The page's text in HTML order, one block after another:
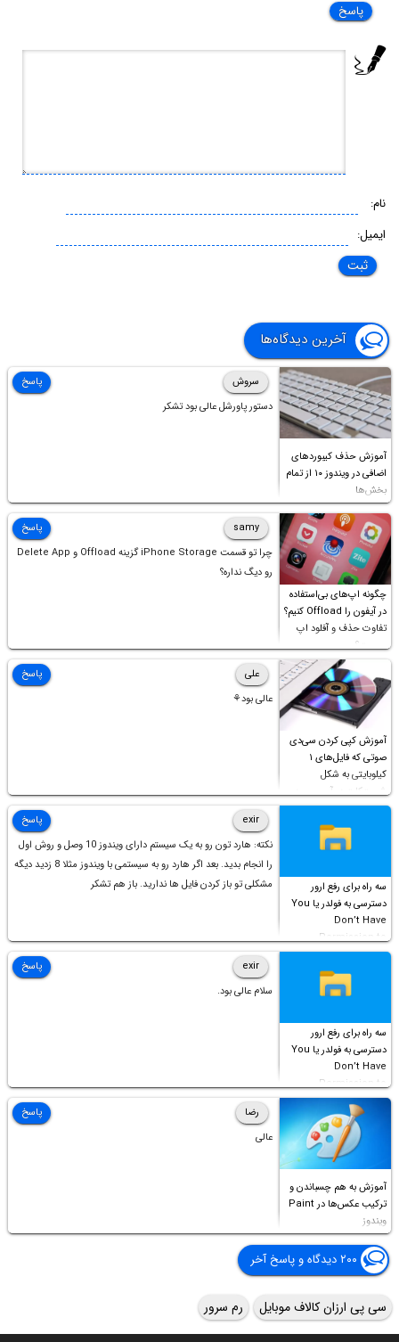
پاسخ
نام:
ایمیل:
آخرین دیدگاه‌ها
آموزش حذف کیبوردهای
اضافی در ویندوز ۱۰ از تمام
بخش‌ها
سروش
دستور پاورشل عالی بود تشکر
پاسخ
چگونه اپ‌های بی‌استفاده
در آیفون را Offload کنیم؟
تفاوت حذف و آفلود اپ
چیست؟
samy
چرا تو قسمت iPhone Storage گزینه Offload و Delete App
رو دیگ نداره؟
پاسخ
آموزش کپی کردن سی‌دی
صوتی که فایل‌های ۱
کیلوبایتی به شکل
شورت‌کات در آن موجود
است!
علی
عالی بود⚘
پاسخ
سه راه برای رفع ارور
دسترسی به فولدر یا You
Don’t Have
Permission to
Access this folder
exir
نکته: هارد تون رو به یک سیستم دارای ویندوز 10 وصل و روش اول
را انجام بدید. بعد اگر هارد رو به سیستمی با ویندوز مثلا 8 زدید دیگه
مشکلی تو باز کردن فایل ها ندارید. باز هم تشکر
پاسخ
سه راه برای رفع ارور
دسترسی به فولدر یا You
Don’t Have
Permission to
Access this folder
exir
سلام عالی بود.
پاسخ
آموزش به هم چسباندن و
ترکیب عکس‌ها در Paint
ویندوز
رضا
عالی
پاسخ
۲۰۰ دیدگاه و پاسخ آخر
سی پی ارزان کالاف موبایل رم سرور